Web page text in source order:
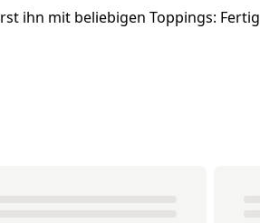
ihn mit beliebigen Toppings: Fertig